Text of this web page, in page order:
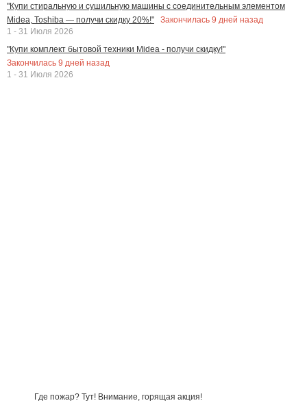
"Купи стиральную и сушильную машины с соединительным элементом
Midea, Toshiba — получи скидку 20%!"
Закончилась 9 дней назад
1 - 31 Июля 2026
"Купи комплект бытовой техники Midea - получи скидку!"
Закончилась 9 дней назад
1 - 31 Июля 2026
Где пожар? Тут! Внимание, горящая акция!